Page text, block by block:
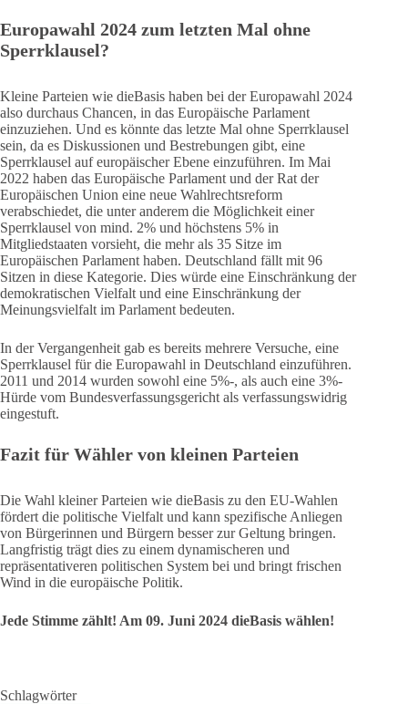
Europawahl 2024 zum letzten Mal ohne
Sperrklausel?
Kleine Parteien wie dieBasis haben bei der Europawahl 2024
also durchaus Chancen, in das Europäische Parlament
einzuziehen. Und es könnte das letzte Mal ohne Sperrklausel
sein, da es Diskussionen und Bestrebungen gibt, eine
Sperrklausel auf europäischer Ebene einzuführen. Im Mai
2022 haben das Europäische Parlament und der Rat der
Europäischen Union eine neue Wahlrechtsreform
verabschiedet, die unter anderem die Möglichkeit einer
Sperrklausel von mind. 2% und höchstens 5% in
Mitgliedstaaten vorsieht, die mehr als 35 Sitze im
Europäischen Parlament haben. Deutschland fällt mit 96
Sitzen in diese Kategorie. Dies würde eine Einschränkung der
demokratischen Vielfalt und eine Einschränkung der
Meinungsvielfalt im Parlament bedeuten.
In der Vergangenheit gab es bereits mehrere Versuche, eine
Sperrklausel für die Europawahl in Deutschland einzuführen.
2011 und 2014 wurden sowohl eine 5%-, als auch eine 3%-
Hürde vom Bundesverfassungsgericht als verfassungswidrig
eingestuft.
Fazit für Wähler von kleinen Parteien
Die Wahl kleiner Parteien wie dieBasis zu den EU-Wahlen
fördert die politische Vielfalt und kann spezifische Anliegen
von Bürgerinnen und Bürgern besser zur Geltung bringen.
Langfristig trägt dies zu einem dynamischeren und
repräsentativeren politischen System bei und bringt frischen
Wind in die europäische Politik.
Jede Stimme zählt! Am 09. Juni 2024 dieBasis wählen!
Schlagwörter